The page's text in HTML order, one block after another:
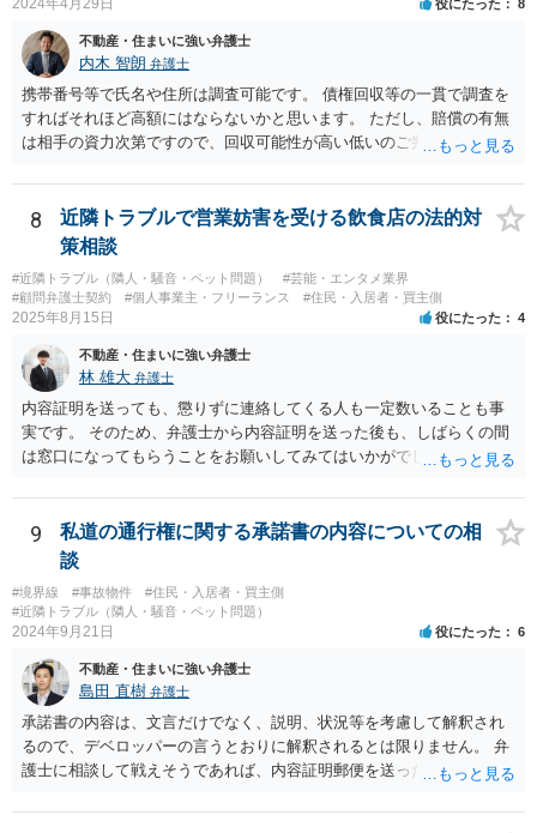
役にたった 8
不動産・住まいに強い弁護士
内木 智朗 弁護士
携帯番号等で氏名や住所は調査可能です。 債権回収等の一貫で調査を
すればそれほど高額にはならないかと思います。 ただし、賠償の有無
は相手の資力次第ですので、回収可能性が高い低いのご判断はできか
つかるまで探されるのはどうでしょうか。
8
近隣トラブルで営業妨害を受ける飲食店の法的対
策相談
#近隣トラブル（隣人・騒音・ペット問題）
#芸能・エンタメ業界
#顧問弁護士契約
#個人事業主・フリーランス #住民・入居者・買主側
2025年8月15日 役にたった 4
不動産・住まいに強い弁護士
林 雄大 弁護士
内容証明を送っても、懲りずに連絡してくる人も一定数いることも事
実です。 そのため、弁護士から内容証明を送った後も、しばらくの間
は窓口になってもらうことをお願いしてみてはいかがでしょうか。 そ
口（弁護士に）言ってください」とだけお伝えし、それ以外には一切
応じないという姿勢をとることができるため、スタッフの方の負担軽
減を図れると思います。 大変な状況かと思いますが、ご参考になりま
したら幸いです。
9
私道の通行権に関する承諾書の内容についての相
談
#境界線 #事故物件
#住民・入居者・買主側
#近隣トラブル（隣人・騒音・ペット問題）
2024年9月21日 役にたった 6
不動産・住まいに強い弁護士
島田 直樹 弁護士
承諾書の内容は、文言だけでなく、説明、状況等を考慮して解釈され
るので、デベロッパーの言うとおりに解釈されるとは限りません。 弁
護士に相談して戦えそうであれば、内容証明郵便を送ったうえで、デ